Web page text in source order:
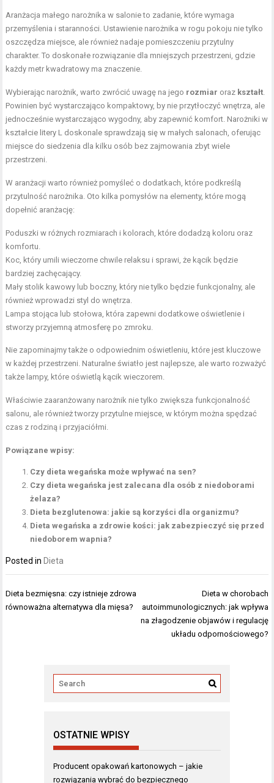
Aranżacja małego narożnika w salonie to zadanie, które wymaga
przemyślenia i staranności. Ustawienie narożnika w rogu pokoju nie tylko
oszczędza miejsce, ale również nadaje pomieszczeniu przytulny
charakter. To doskonałe rozwiązanie dla mniejszych przestrzeni, gdzie
każdy metr kwadratowy ma znaczenie.
Wybierając narożnik, warto zwrócić uwagę na jego rozmiar oraz kształt.
Powinien być wystarczająco kompaktowy, by nie przytłoczyć wnętrza, ale
jednocześnie wystarczająco wygodny, aby zapewnić komfort. Narożniki w
kształcie litery L doskonale sprawdzają się w małych salonach, oferując
miejsce do siedzenia dla kilku osób bez zajmowania zbyt wiele
przestrzeni.
W aranżacji warto również pomyśleć o dodatkach, które podkreślą
przytulność narożnika. Oto kilka pomysłów na elementy, które mogą
dopełnić aranżację:
Poduszki w różnych rozmiarach i kolorach, które dodadzą koloru oraz
komfortu.
Koc, który umili wieczorne chwile relaksu i sprawi, że kącik będzie
bardziej zachęcający.
Mały stolik kawowy lub boczny, który nie tylko będzie funkcjonalny, ale
również wprowadzi styl do wnętrza.
Lampa stojąca lub stołowa, która zapewni dodatkowe oświetlenie i
stworzy przyjemną atmosferę po zmroku.
Nie zapominajmy także o odpowiednim oświetleniu, które jest kluczowe
w każdej przestrzeni. Naturalne światło jest najlepsze, ale warto rozważyć
także lampy, które oświetlą kącik wieczorem.
Właściwie zaaranżowany narożnik nie tylko zwiększa funkcjonalność
salonu, ale również tworzy przytulne miejsce, w którym można spędzać
czas z rodziną i przyjaciółmi.
Powiązane wpisy:
Czy dieta wegańska może wpływać na sen?
Czy dieta wegańska jest zalecana dla osób z niedoborami
żelaza?
Dieta bezglutenowa: jakie są korzyści dla organizmu?
Dieta wegańska a zdrowie kości: jak zabezpieczyć się przed
niedoborem wapnia?
Posted in Dieta
Nawigacja
wpisu
Dieta bezmięsna: czy istnieje zdrowa
równoważna alternatywa dla mięsa?
Dieta w chorobach
autoimmunologicznych: jak wpływa
na złagodzenie objawów i regulację
układu odpornościowego?
OSTATNIE WPISY
Producent opakowań kartonowych – jakie
rozwiązania wybrać do bezpiecznego